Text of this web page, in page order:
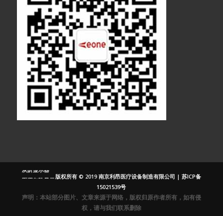
医疗显示器
医用显示器
医用灰阶显示
放射显示器
版权所有 © 2019 南京利昂医疗设备制造有限公司 | 苏ICP备
15021539号
声明：本站部分图片、文章来源于网络，版权归原作者所有，如有侵
权，请与我们联系删除